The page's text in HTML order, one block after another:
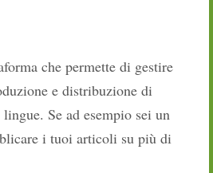
che permette di gestire
e distribuzione di
Se ad esempio sei un
i tuoi articoli su più di